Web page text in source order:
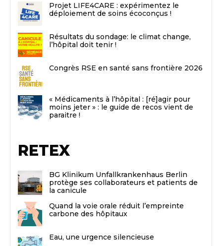
Projet LIFE4CARE : expérimentez le
déploiement de soins écoconçus !
Résultats du sondage: le climat change,
l’hôpital doit tenir !
Congrès RSE en santé sans frontière 2026
« Médicaments à l’hôpital : [ré]agir pour
moins jeter » : le guide de recos vient de
paraitre !
RETEX
BG Klinikum Unfallkrankenhaus Berlin
protège ses collaborateurs et patients de
la canicule
Quand la voie orale réduit l’empreinte
carbone des hôpitaux
Eau, une urgence silencieuse